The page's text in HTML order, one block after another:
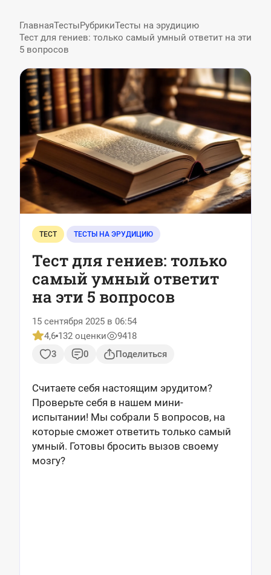
ГлавнаяТестыРубрикиТесты на эрудицию
Тест для гениев: только самый умный ответит на эти
5 вопросов
ТЕСТ ТЕСТЫ НА ЭРУДИЦИЮ
Тест для гениев: только
самый умный ответит
на эти 5 вопросов
15 сентября 2025 в 06:54
4,6 132 оценки
9418
3
0 Поделиться
Считаете себя настоящим эрудитом?
Проверьте себя в нашем мини-
испытании! Мы собрали 5 вопросов, на
которые сможет ответить только самый
умный. Готовы бросить вызов своему
мозгу?